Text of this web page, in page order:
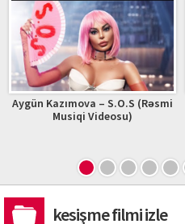
Aygün Kazımova – S.O.S (Rəsmi
Musiqi Videosu)
kesişme filmi izle